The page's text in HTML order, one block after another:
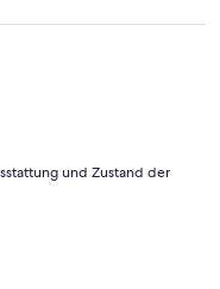
und Zustand der